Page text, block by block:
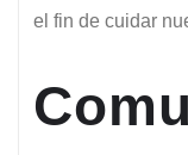
el fin de cuidar